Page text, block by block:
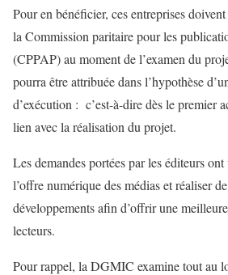
Pour en bénéficier, ces entreprises
la Commission paritaire pour les
(CPPAP) au moment de l’examen du
pourra être attribuée dans l’hypothèse
d’exécution : c’est-à-dire dès le premier
lien avec la réalisation du projet.
Les demandes portées par les éditeurs
l’offre numérique des médias et réaliser
développements afin d’offrir une
lecteurs.
Pour rappel, la DGMIC examine tout au